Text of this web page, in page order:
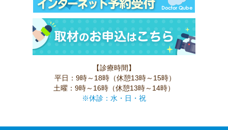
【診療時間】
平日：9時～18時（休憩13時～15時）
土曜：9時～16時（休憩13時～14時）
※休診：水・日・祝